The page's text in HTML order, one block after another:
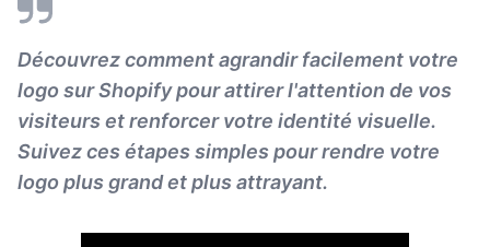
Découvrez comment agrandir facilement votre
logo sur Shopify pour attirer l'attention de vos
visiteurs et renforcer votre identité visuelle.
Suivez ces étapes simples pour rendre votre
logo plus grand et plus attrayant.